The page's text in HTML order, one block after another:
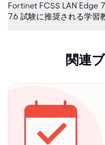
Fortinet FCSS LAN Edge
7.6 試験に推奨される学習
関連